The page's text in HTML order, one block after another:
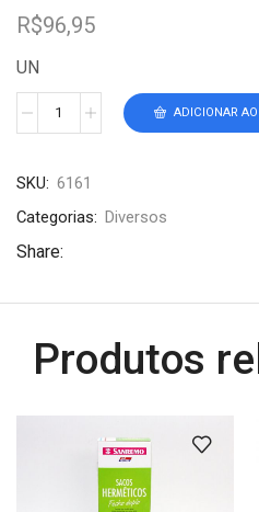
R$96,95
UN
ADICIONAR
SKU: 6161
Categorias: Diversos
Share:
Produtos